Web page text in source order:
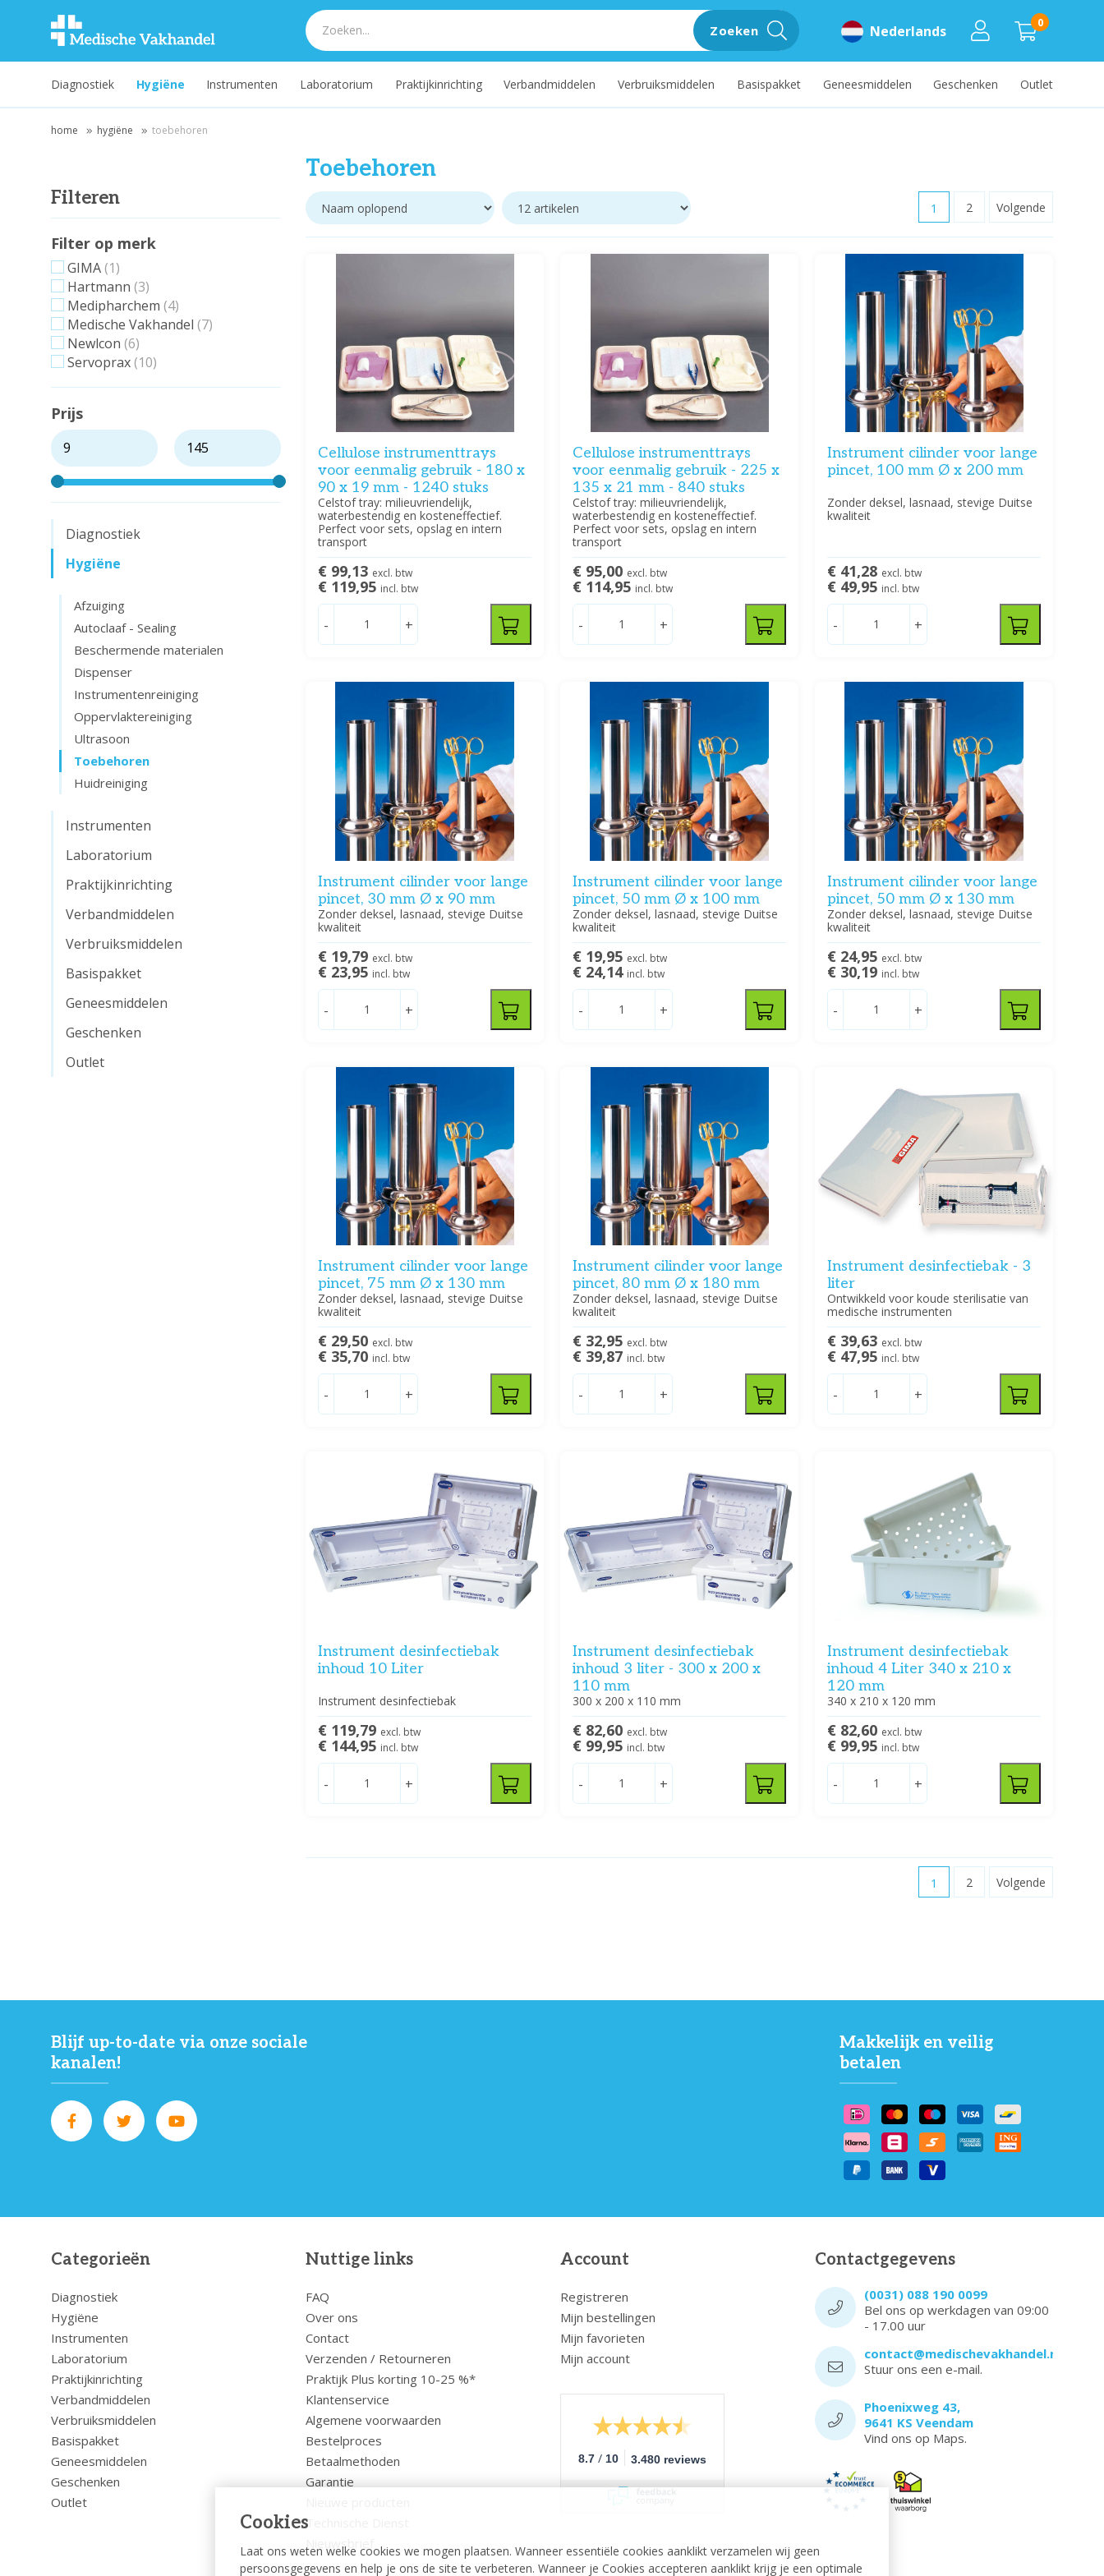
Cookies
Laat ons weten welke cookies we mogen plaatsen. Wanneer essentiële cookies aanklikt verzamelen wij geen
persoonsgegevens en help je ons de site te verbeteren. Wanneer je Cookies accepteren aanklikt krijg je een optimale
0
Nederlands
Zoeken
Diagnostiek Hygiëne Instrumenten Laboratorium Praktijkinrichting Verbandmiddelen Verbruiksmiddelen Basispakket Geneesmiddelen Geschenken Outlet
home hygiëne toebehoren
Filteren
Filter op merk
GIMA (1)
Hartmann (3)
Medipharchem (4)
Medische Vakhandel (7)
Newlcon (6)
Servoprax (10)
Prijs
Diagnostiek
Hygiëne
Afzuiging
Autoclaaf - Sealing
Beschermende materialen
Dispenser
Instrumentenreiniging
Oppervlaktereiniging
Ultrasoon
Toebehoren
Huidreiniging
Instrumenten
Laboratorium
Praktijkinrichting
Verbandmiddelen
Verbruiksmiddelen
Basispakket
Geneesmiddelen
Geschenken
Outlet
Toebehoren
1 2 Volgende
Cellulose instrumenttrays
voor eenmalig gebruik - 180 x
90 x 19 mm - 1240 stuks
Celstof tray: milieuvriendelijk,
waterbestendig en kosteneffectief.
Perfect voor sets, opslag en intern
transport
€ 99,13 excl. btw
€ 119,95 incl. btw
- +
Cellulose instrumenttrays
voor eenmalig gebruik - 225 x
135 x 21 mm - 840 stuks
Celstof tray: milieuvriendelijk,
waterbestendig en kosteneffectief.
Perfect voor sets, opslag en intern
transport
€ 95,00 excl. btw
€ 114,95 incl. btw
- +
Instrument cilinder voor lange
pincet, 100 mm Ø x 200 mm
Zonder deksel, lasnaad, stevige Duitse
kwaliteit
€ 41,28 excl. btw
€ 49,95 incl. btw
- +
Instrument cilinder voor lange
pincet, 30 mm Ø x 90 mm
Zonder deksel, lasnaad, stevige Duitse
kwaliteit
€ 19,79 excl. btw
€ 23,95 incl. btw
- +
Instrument cilinder voor lange
pincet, 50 mm Ø x 100 mm
Zonder deksel, lasnaad, stevige Duitse
kwaliteit
€ 19,95 excl. btw
€ 24,14 incl. btw
- +
Instrument cilinder voor lange
pincet, 50 mm Ø x 130 mm
Zonder deksel, lasnaad, stevige Duitse
kwaliteit
€ 24,95 excl. btw
€ 30,19 incl. btw
- +
Instrument cilinder voor lange
pincet, 75 mm Ø x 130 mm
Zonder deksel, lasnaad, stevige Duitse
kwaliteit
€ 29,50 excl. btw
€ 35,70 incl. btw
- +
Instrument cilinder voor lange
pincet, 80 mm Ø x 180 mm
Zonder deksel, lasnaad, stevige Duitse
kwaliteit
€ 32,95 excl. btw
€ 39,87 incl. btw
- +
Instrument desinfectiebak - 3
liter
Ontwikkeld voor koude sterilisatie van
medische instrumenten
€ 39,63 excl. btw
€ 47,95 incl. btw
- +
Instrument desinfectiebak
inhoud 10 Liter
Instrument desinfectiebak
€ 119,79 excl. btw
€ 144,95 incl. btw
- +
Instrument desinfectiebak
inhoud 3 liter - 300 x 200 x
110 mm
300 x 200 x 110 mm
€ 82,60 excl. btw
€ 99,95 incl. btw
- +
Instrument desinfectiebak
inhoud 4 Liter 340 x 210 x
120 mm
340 x 210 x 120 mm
€ 82,60 excl. btw
€ 99,95 incl. btw
- +
1 2 Volgende
Blijf up-to-date via onze sociale
kanalen!
Makkelijk en veilig
betalen
Categorieën
Diagnostiek
Hygiëne
Instrumenten
Laboratorium
Praktijkinrichting
Verbandmiddelen
Verbruiksmiddelen
Basispakket
Geneesmiddelen
Geschenken
Outlet
Nuttige links
FAQ
Over ons
Contact
Verzenden / Retourneren
Praktijk Plus korting 10-25 %*
Klantenservice
Algemene voorwaarden
Bestelproces
Betaalmethoden
Garantie
Technische Dienst
Nieuwsbrief
Account
Registreren
Mijn bestellingen
Mijn favorieten
Mijn account
8.7 / 10 3.480 reviews
Contactgegevens
(0031) 088 190 0099
Bel ons op werkdagen van 09:00
- 17.00 uur
contact@medischevakhandel.nl
Stuur ons een e-mail.
Phoenixweg 43,
9641 KS Veendam
Vind ons op Maps.